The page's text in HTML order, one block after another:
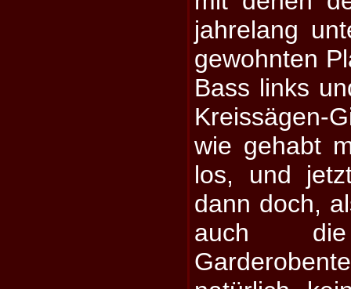
jahrelang
gewohnten
Bass links
Kreissägen-
wie gehabt
los, und
dann doch,
auch